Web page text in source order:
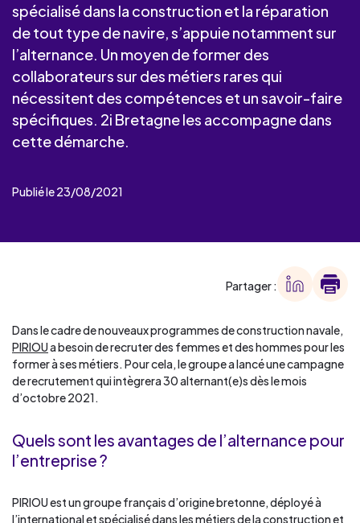
spécialisé dans la construction et la réparation
de tout type de navire, s’appuie notamment sur
l’alternance. Un moyen de former des
collaborateurs sur des métiers rares qui
nécessitent des compétences et un savoir-faire
spécifiques. 2i Bretagne les accompagne dans
cette démarche.
Publié le 23/08/2021
Partager :
Dans le cadre de nouveaux programmes de construction navale,
PIRIOUa besoin de recruter des femmes et des hommes pour les
former à ses métiers. Pour cela, le groupe a lancé une campagne
de recrutement qui intègrera 30 alternant(e)s dès le mois
d’octobre 2021.
Quels sont les avantages de l’alternance pour
l’entreprise ?
PIRIOU est un groupe français d’origine bretonne, déployé à
l’international et spécialisé dans les métiers de la construction et